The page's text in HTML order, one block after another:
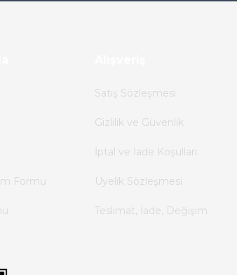
Formu
Satış Sözleşmesi
Gizlilik ve Güvenlik
İptal ve İade Koşulları
Üyelik Sözleşmesi
Teslimat, İade, Değişim